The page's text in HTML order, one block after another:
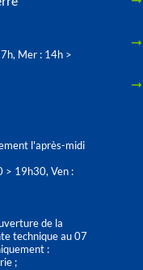
Mer : 14h >
l'après-midi
> 19h30, Ven :
de la
technique au 07
:
;